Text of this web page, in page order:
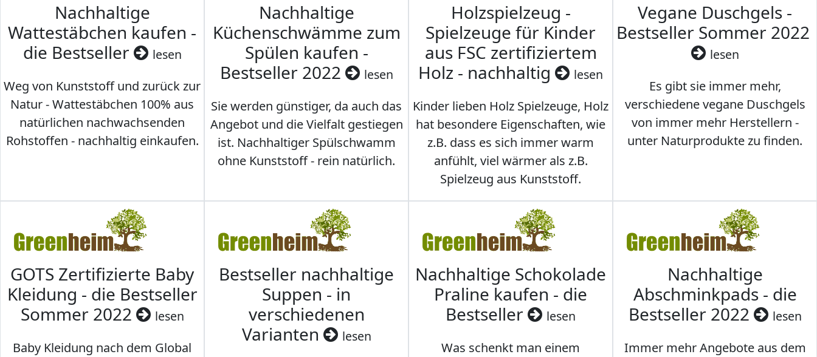
Nachhaltige
Wattestäbchen kaufen -
die Bestseller
lesen
Weg von Kunststoff und zurück zur
Natur - Wattestäbchen 100% aus
natürlichen nachwachsenden
Rohstoffen - nachhaltig einkaufen.
Nachhaltige
Küchenschwämme zum
Spülen kaufen -
Bestseller 2022
lesen
Sie werden günstiger, da auch das
Angebot und die Vielfalt gestiegen
ist. Nachhaltiger Spülschwamm
ohne Kunststoff - rein natürlich.
Holzspielzeug -
Spielzeuge für Kinder
aus FSC zertifiziertem
Holz - nachhaltig
lesen
Kinder lieben Holz Spielzeuge, Holz
hat besondere Eigenschaften, wie
z.B. dass es sich immer warm
anfühlt, viel wärmer als z.B.
Spielzeug aus Kunststoff.
Vegane Duschgels -
Bestseller Sommer 2022
lesen
Es gibt sie immer mehr,
verschiedene vegane Duschgels
von immer mehr Herstellern -
unter Naturprodukte zu finden.
GOTS Zertifizierte Baby
Kleidung - die Bestseller
Sommer 2022
lesen
Baby Kleidung nach dem Global
Bestseller nachhaltige
Suppen - in
verschiedenen
Varianten
lesen
Nachhaltige Schokolade
Praline kaufen - die
Bestseller
lesen
Was schenkt man einem
Nachhaltige
Abschminkpads - die
Bestseller 2022
lesen
Immer mehr Angebote aus dem